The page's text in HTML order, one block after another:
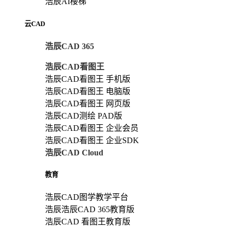
云CAD
浩辰CAD 365
浩辰CAD看图王
浩辰CAD看图王 手机版
浩辰CAD看图王 电脑版
浩辰CAD看图王 网页版
浩辰CAD测绘 PAD版
浩辰CAD看图王 企业会员
浩辰CAD看图王 企业SDK
浩辰CAD Cloud
教育
浩辰CAD图学教学平台
浩辰浩辰CAD 365教育版
浩辰CAD 看图王教育版